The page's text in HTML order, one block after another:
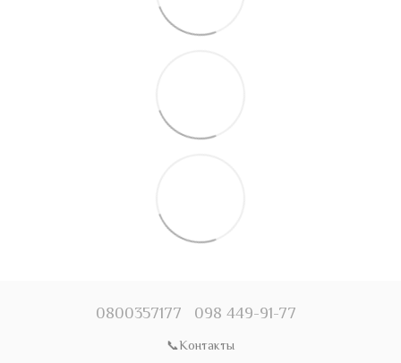
0800357177 098 449-91-77
📞Контакты